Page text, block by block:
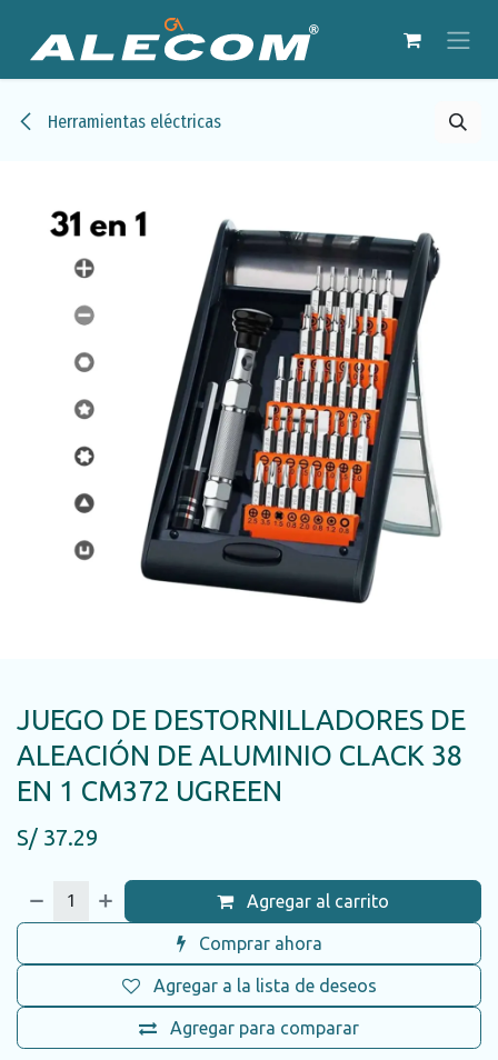
Herramientas eléctricas
JUEGO DE DESTORNILLADORES DE
ALEACIÓN DE ALUMINIO CLACK 38
EN 1 CM372 UGREEN
S/ 37.29
Agregar al carrito
Comprar ahora
Agregar para comparar
Agregar a la lista de deseos